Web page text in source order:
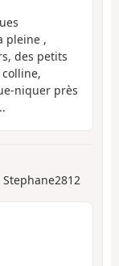
pleine ,
des petits
niquer près
Stephane2812